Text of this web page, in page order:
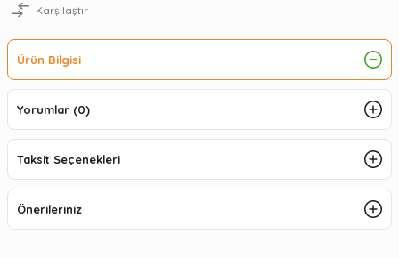
Karşılaştır
Ürün Bilgisi
Yorumlar (0)
Taksit Seçenekleri
Önerileriniz